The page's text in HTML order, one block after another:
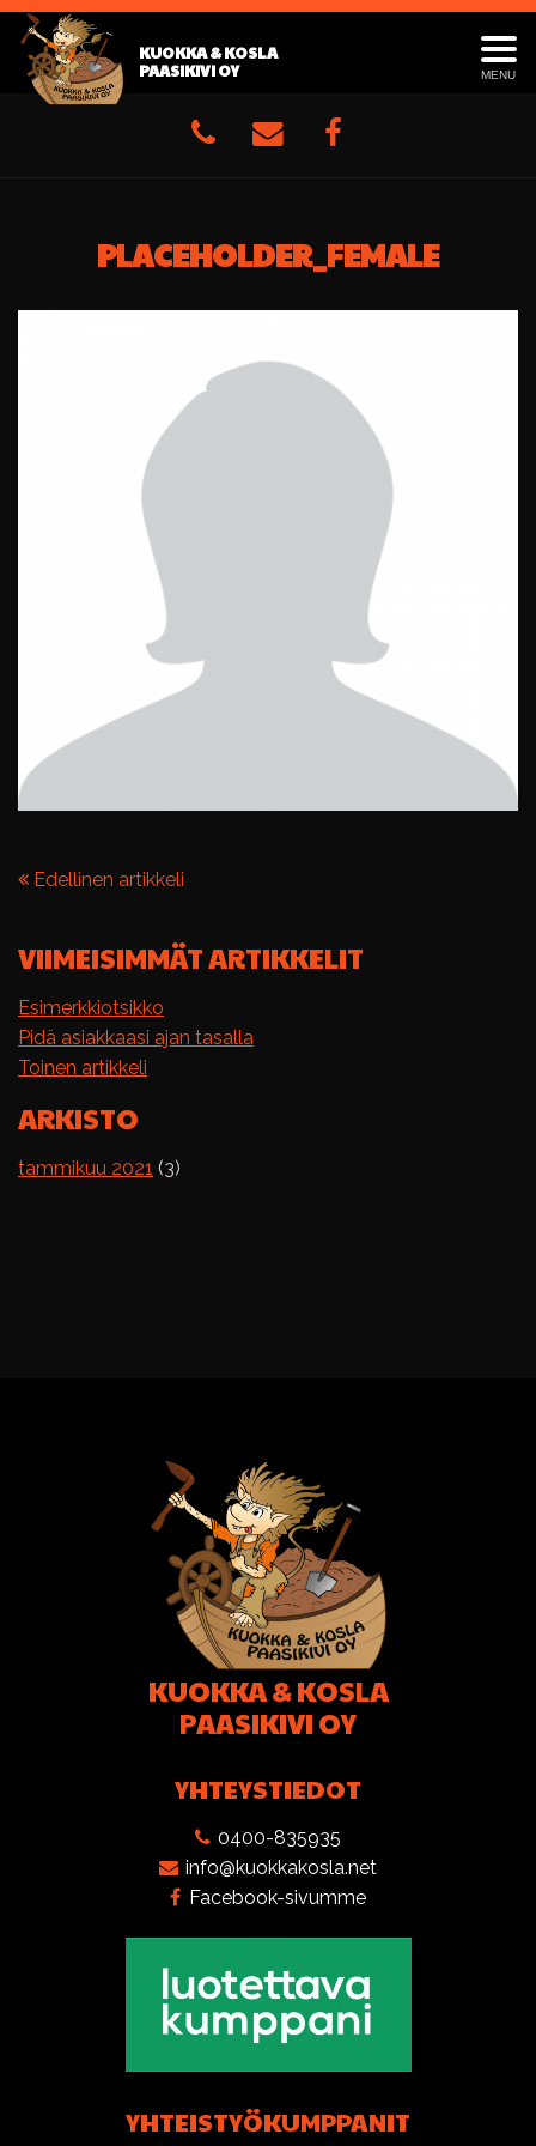
KUOKKA & KOSLA
PAASIKIVI OY
MENU
PLACEHOLDER_FEMALE
Edellinen artikkeli
VIIMEISIMMÄT ARTIKKELIT
Esimerkkiotsikko
Pidä asiakkaasi ajan tasalla
Toinen artikkeli
ARKISTO
tammikuu 2021 (3)
KUOKKA & KOSLA
PAASIKIVI OY
YHTEYSTIEDOT
0400-835935
info@kuokkakosla.net
Facebook-sivumme
YHTEISTYÖKUMPPANIT